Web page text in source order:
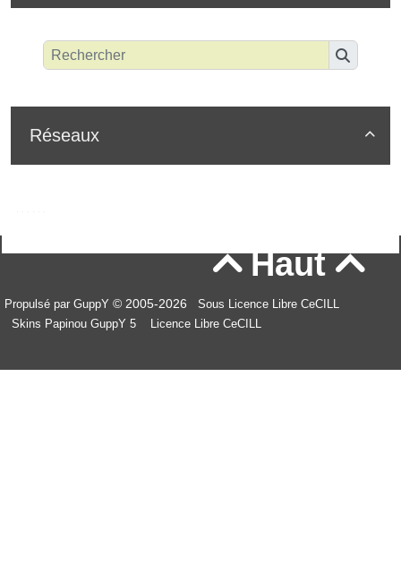

Réseaux
Haut
Propulsé par GuppY © 2005-2026
Sous Licence Libre CeCILL
Skins Papinou GuppY 5
Licence Libre CeCILL